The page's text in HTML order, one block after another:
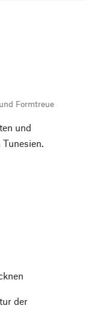
Formtreue
und
der